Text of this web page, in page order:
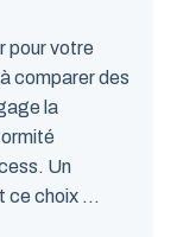
pour votre
comparer des
la
Un
ce choix ...